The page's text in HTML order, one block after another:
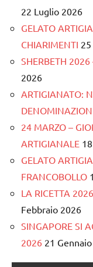
22 Luglio 2026
GELATO
CHIARIMENTI
SHERBETH 2026
2026
ARTIGIANATO:
24 MARZO –
ARTIGIANALE
GELATO
FRANCOBOLLO
LA RICETTA
Febbraio 2026
SINGAPORE SI
2026 21